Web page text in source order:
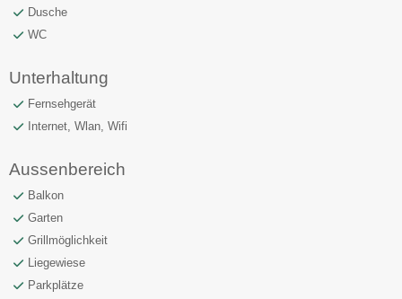
Dusche
WC
Unterhaltung
Fernsehgerät
Internet, Wlan, Wifi
Aussenbereich
Balkon
Garten
Grillmöglichkeit
Liegewiese
Parkplätze